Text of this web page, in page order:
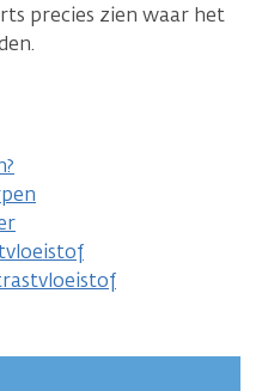
precies zien waar het